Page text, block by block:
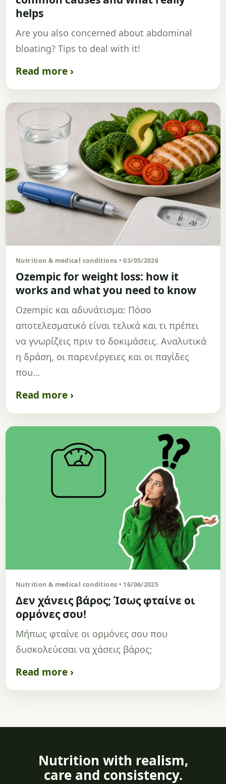
helps
Are you also concerned about abdominal
bloating? Tips to deal with it!
Read more ›
Nutrition & medical conditions • 03/05/2026
Ozempic for weight loss: how it
works and what you need to know
Ozempic και αδυνάτισμα: Πόσο
αποτελεσματικό είναι τελικά και τι πρέπει
να γνωρίζεις πριν το δοκιμάσεις. Αναλυτικά
η δράση, οι παρενέργειες και οι παγίδες
που…
Read more ›
Nutrition & medical conditions • 16/06/2025
Δεν χάνεις βάρος; Ίσως φταίνε οι
ορμόνες σου!
Μήπως φταίνε οι ορμόνες σου που
δυσκολεύεσαι να χάσεις βάρος;
Read more ›
Nutrition with realism,
care and consistency.